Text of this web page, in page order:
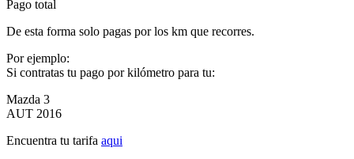
Pago total
De esta forma solo pagas por los km que recorres.
Por ejemplo:
Si contratas tu pago por kilómetro para tu:
Mazda 3
AUT 2016
Encuentra tu tarifa aqui